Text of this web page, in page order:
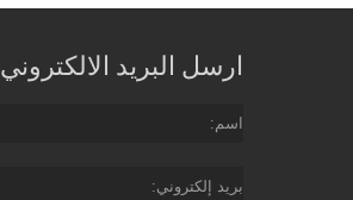
ارسل البريد الالكتروني
اسم
بريد إلكتروني